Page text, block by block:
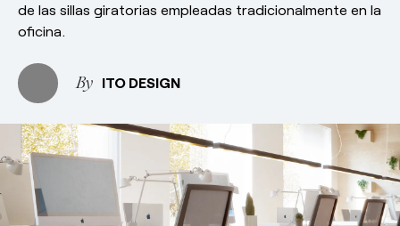
de las sillas giratorias empleadas tradicionalmente en la
oficina.
ITO DESIGN